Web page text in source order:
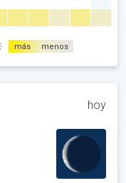
más menos
hoy